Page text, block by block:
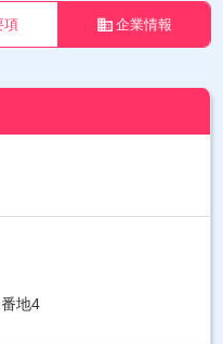
項 business 企業情報
地4